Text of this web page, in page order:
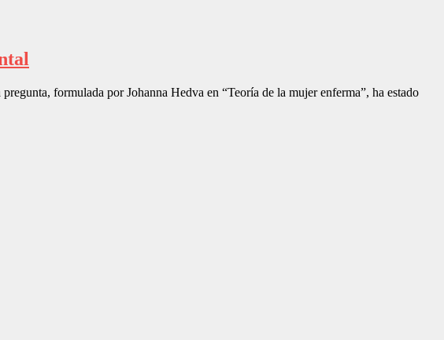
formulada por Johanna Hedva en “Teoría de la mujer enferma”, ha estado